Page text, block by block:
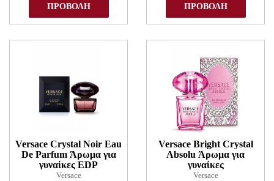
ΠΡΟΒΟΛΗ ΠΡΟΒΟΛΗ
Versace Crystal Noir Eau
De Parfum Άρωμα για
γυναίκες EDP
Versace
Versace Bright Crystal
Absolu Άρωμα για
γυναίκες
Versace